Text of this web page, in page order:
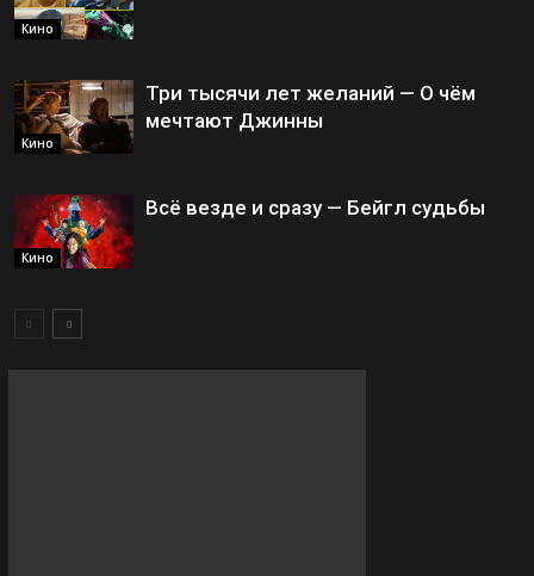
Кино
Кино
Три тысячи лет желаний — О чём
мечтают Джинны
Кино
Всё везде и сразу — Бейгл судьбы